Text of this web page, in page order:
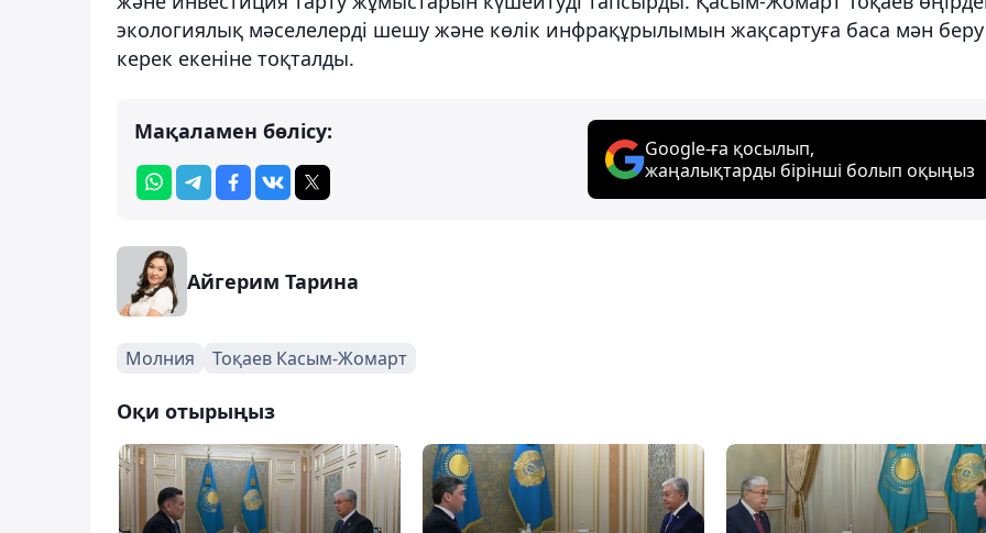
экологиялық мәселелерді шешу және көлік инфрақұрылымын жақсартуға баса мән беру
керек екеніне тоқталды.
Мақаламен бөлісу:
Google-ға қосылып,
жаңалықтарды бірінші болып оқыңыз
Айгерим Тарина
Молния Тоқаев Касым-Жомарт
Оқи отырыңыз